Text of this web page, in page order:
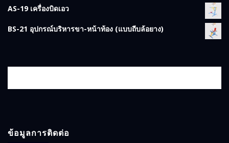
AS-19 เครื่องบิดเอว
BS-21 อุปกรณ์บริหารขา-หน้าท้อง (แบบถีบล้อยาง)
ข้อมูลการติดต่อ